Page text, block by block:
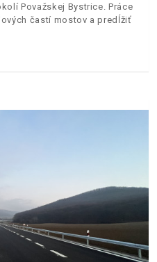
Považskej Bystrice. Práce
častí mostov a predĺžiť